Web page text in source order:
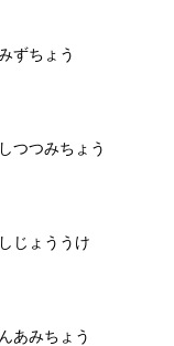
ずちょう
つつみちょう
じょううけ
あみちょう